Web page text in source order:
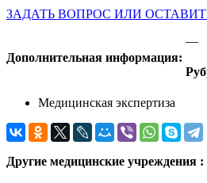
ЗАДАТЬ ВОПРОС ИЛИ
Дополнительная информация:
—
Медицинская экспертиза
Другие медицинские учреждения :